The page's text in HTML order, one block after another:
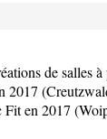
de salles
2017
en 2017